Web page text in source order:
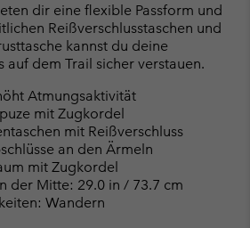
dir eine flexible Passform und
Reißverschlusstaschen und
kannst du deine
auf dem Trail sicher verstauen.
Atmungsaktivität
mit Zugkordel
mit Reißverschluss
an den Ärmeln
mit Zugkordel
der Mitte: 29.0 in / 73.7 cm
Wandern